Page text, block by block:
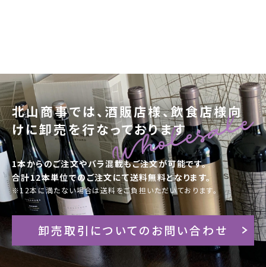
北山商事では、酒販店様、飲食店様向
けに卸売を行なっております
1本からのご注文やバラ混載もご注文が可能です。
合計12本単位でのご注文にて送料無料となります。
※12本に満たない場合は送料をご負担いただいております。
卸売取引についてのお問い合わせ